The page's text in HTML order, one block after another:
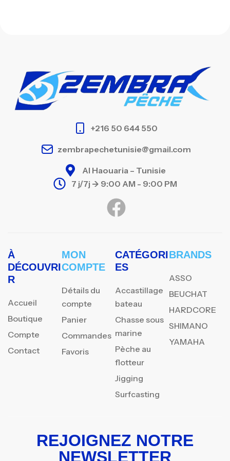
+216 50 644 550
zembrapechetunisie@gmail.com
Al Haouaria – Tunisie
7 j/7j -> 9:00 AM - 9:00 PM
À
DÉCOUVRI
R
Accueil
Boutique
Compte
Contact
MON
COMPTE
Détails du
compte
Panier
Commandes
Favoris
CATÉGORI
ES
Accastillage
bateau
Chasse sous
marine
Pèche au
flotteur
Jigging
Surfcasting
BRANDS
ASSO
BEUCHAT
HARDCORE
SHIMANO
YAMAHA
REJOIGNEZ NOTRE
NEWSLETTER